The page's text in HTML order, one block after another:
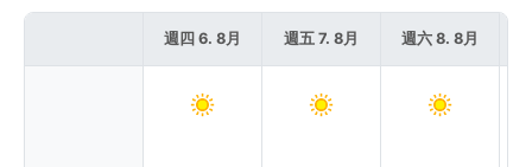
週四 6. 8月 週五 7. 8月 週六 8. 8月